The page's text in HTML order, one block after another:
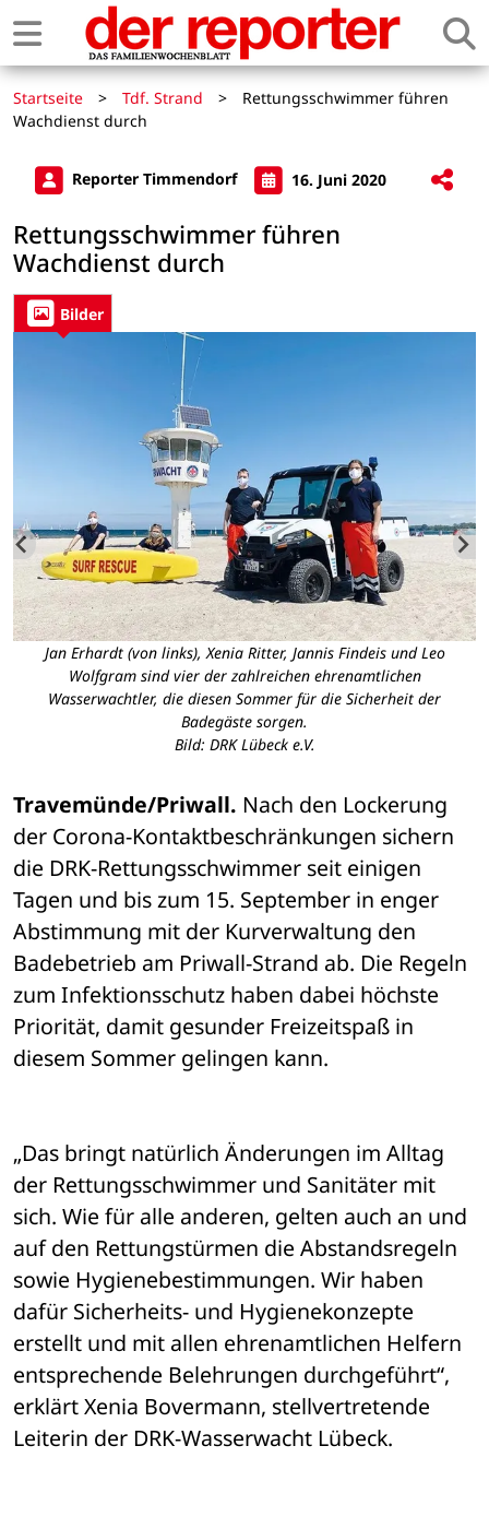
Startseite > Tdf. Strand >
Rettungsschwimmer führen
Wachdienst durch
Reporter Timmendorf 16. Juni 2020
Rettungsschwimmer führen
Wachdienst durch
Bilder
Jan Erhardt (von links), Xenia Ritter, Jannis Findeis und Leo
Wolfgram sind vier der zahlreichen ehrenamtlichen
Wasserwachtler, die diesen Sommer für die Sicherheit der
Badegäste sorgen.
Bild: DRK Lübeck e.V.
Travemünde/Priwall. Nach den Lockerung
der Corona-Kontaktbeschränkungen sichern
die DRK-Rettungsschwimmer seit einigen
Tagen und bis zum 15. September in enger
Abstimmung mit der Kurverwaltung den
Badebetrieb am Priwall-Strand ab. Die Regeln
zum Infektionsschutz haben dabei höchste
Priorität, damit gesunder Freizeitspaß in
diesem Sommer gelingen kann.
„Das bringt natürlich Änderungen im Alltag
der Rettungsschwimmer und Sanitäter mit
sich. Wie für alle anderen, gelten auch an und
auf den Rettungstürmen die Abstandsregeln
sowie Hygienebestimmungen. Wir haben
dafür Sicherheits- und Hygienekonzepte
erstellt und mit allen ehrenamtlichen Helfern
entsprechende Belehrungen durchgeführt“,
erklärt Xenia Bovermann, stellvertretende
Leiterin der DRK-Wasserwacht Lübeck.